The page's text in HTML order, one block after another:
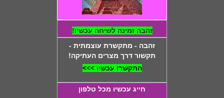
זהבה זמינה לשיחה עכשיו!
זהבה - מתקשרת עוצמתית -
תקשור דרך מצרים העתיקה!
התקשרו עכשיו >>>
חייג עכשיו מכל טלפון